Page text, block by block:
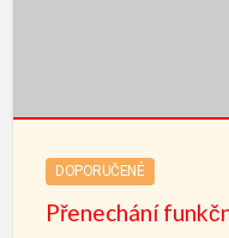
DOPORUČENÉ